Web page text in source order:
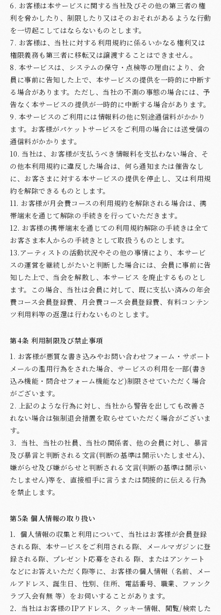
6. お客様は本サービスに関する当社及びその他の第三者の権
利を脅かしたり、制限したり又はそのおそれがあるような行動
を一切起こしてはならないものとします。
7. お客様は、当社に対する利用規約に係るいかなる権利又は
権限義務も第三者に移転又は譲渡することはできません。
8. 本サービスは、システムの保守・点検等の理由により、会
員に事前に告知した上で、本サービスの提供を一時的に中断す
る場合があります。ただし、当社の不測の事態の場合には、予
告なく本サービスの提供が一時的に中断する場合があります。
9. 本サービスのご利用には情報料の他に別途通信料がかかり
ます。お客様がパケットサービスをご利用の場合には送受信の
通信料がかかります。
10. 当社は、お客様が支払うべき情報料を支払わない場合、そ
の他本利用規約に違反した場合は、何ら通知または催告なし
に、お客さまに対する本サービスの提供を停止し、又は利用規
約を解除できるものとします。
11. お客様が月会費コースの利用規約を解除される場合は、携
帯端末を通じて解除の手続きを行っていただきます。
12. お客様の携帯端末を通じての利用規約解除の手続きは全て
お客さま本人からの手続きとして取扱うものとします。
13.アーティストの活動状況やその他の事情により、本サービ
スの運営を継続しがたいと判断した場合には、会員に事前に告
知した上で、当会を解散し、本サービス を廃止するものとし
ます。この場合、当社は会員に対して、既に支払い済みの年会
費コース会員登録費、月会費コース会員登録費、有料コンテン
ツ利用料等の返還は行わないものとします。
第4条 利用制限及び禁止事項
1. お客様が悪質な書き込みやお問い合わせフォーム・サポート
メールの濫用行為をされた場合、サービスの利用を一部(書き
込み機能・問合せフォーム機能など)制限させていただく場合
がございます。
2. 上記のような行為に対し、当社から警告を出しても改善さ
れない場合は強制退会措置を取らせていただく場合がございま
す。
3．当社、当社の社員、当社の関係者、他の会員に対し、暴言
及び暴言と判断される文言(判断の基準は開示いたしません)、
嫌がらせ及び嫌がらせと判断される文言(判断の基準は開示い
たしません)等を、直接相手に言うまたは間接的に伝える行為
を禁止します。
第5条 個人情報の取り扱い
1．個人情報の収集と利用について、当社はお客様が会員登録
される際、本サービスをご利用される際、メールマガジンに登
録される際、プレゼント応募をされる 際、またはアンケート
などにお答えいただく際等に、お客様の個人情報（名前、メー
ルアドレス、誕生日、性別、住所、電話番号、職業、ファンク
ラブ入会有無 等）をお伺いすることがあります。
2．当社はお客様のIPアドレス、クッキー情報、閲覧/検索した